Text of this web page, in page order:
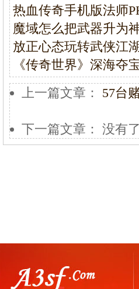
热血传奇手机版法师
魔域怎么把武器升为
放正心态玩转武侠江
《传奇世界》深海夺
上一篇文章： 57台
下一篇文章： 没有了